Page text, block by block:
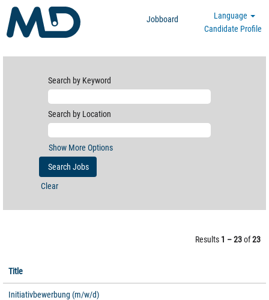
Jobboard
Language
Candidate Profile
Search by Keyword
Search by Location
Show More Options
Clear
Results 1 – 23of23
Title
Initiativbewerbung (m/w/d)